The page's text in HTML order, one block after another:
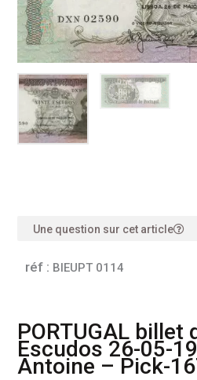
Une question sur cet article
réf : BIEUPT 0114
PORTUGAL billet
Escudos 26-05-
Antoine – Pick-